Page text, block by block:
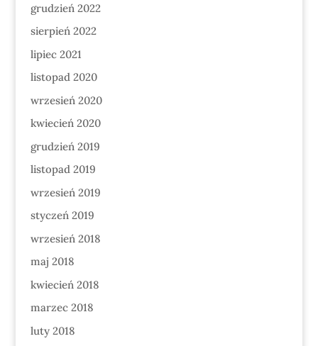
grudzień 2022
sierpień 2022
lipiec 2021
listopad 2020
wrzesień 2020
kwiecień 2020
grudzień 2019
listopad 2019
wrzesień 2019
styczeń 2019
wrzesień 2018
maj 2018
kwiecień 2018
marzec 2018
luty 2018